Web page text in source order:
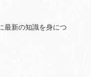
最新の知識を身につ